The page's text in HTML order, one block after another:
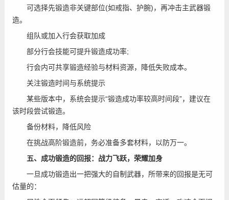
可选择先锻造非关键部位(如戒指、护腕)，再冲击主武器锻
造。
组队或加入行会获取加成
部分行会技能可提升锻造成功率;
行会内可共享锻造经验与材料资源，降低失败成本。
关注锻造时间与系统提示
某些版本中，系统会提示“锻造成功率较高时间段”，建议在
该时段尝试锻造。
备份材料，降低风险
在挑战高阶锻造前，务必准备多套材料，以防万一。
五、成功锻造的回报：战力飞跃，荣耀加身
一旦成功锻造出一把强大的自制武器，所带来的回报是无可
估量的：